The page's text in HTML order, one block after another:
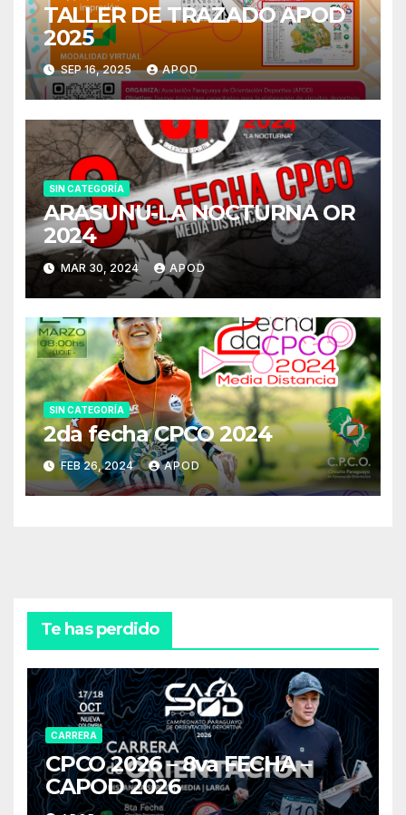
TALLER DE TRAZADO APOD
2025
SEP 16, 2025 APOD
SIN CATEGORÍA
ARASUNU-LA NOCTURNA OR
2024
MAR 30, 2024 APOD
SIN CATEGORÍA
2da fecha CPCO 2024
FEB 26, 2024 APOD
Te has perdido
CARRERA
CPCO 2026 – 8va FECHA –
CAPOD 2026